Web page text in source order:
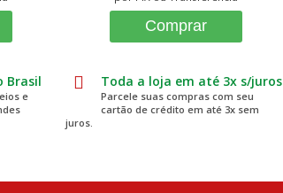
Comprar
Brasil
e
Toda a loja em até 3x s/juros
Parcele suas compras com seu
cartão de crédito em até 3x sem
juros.